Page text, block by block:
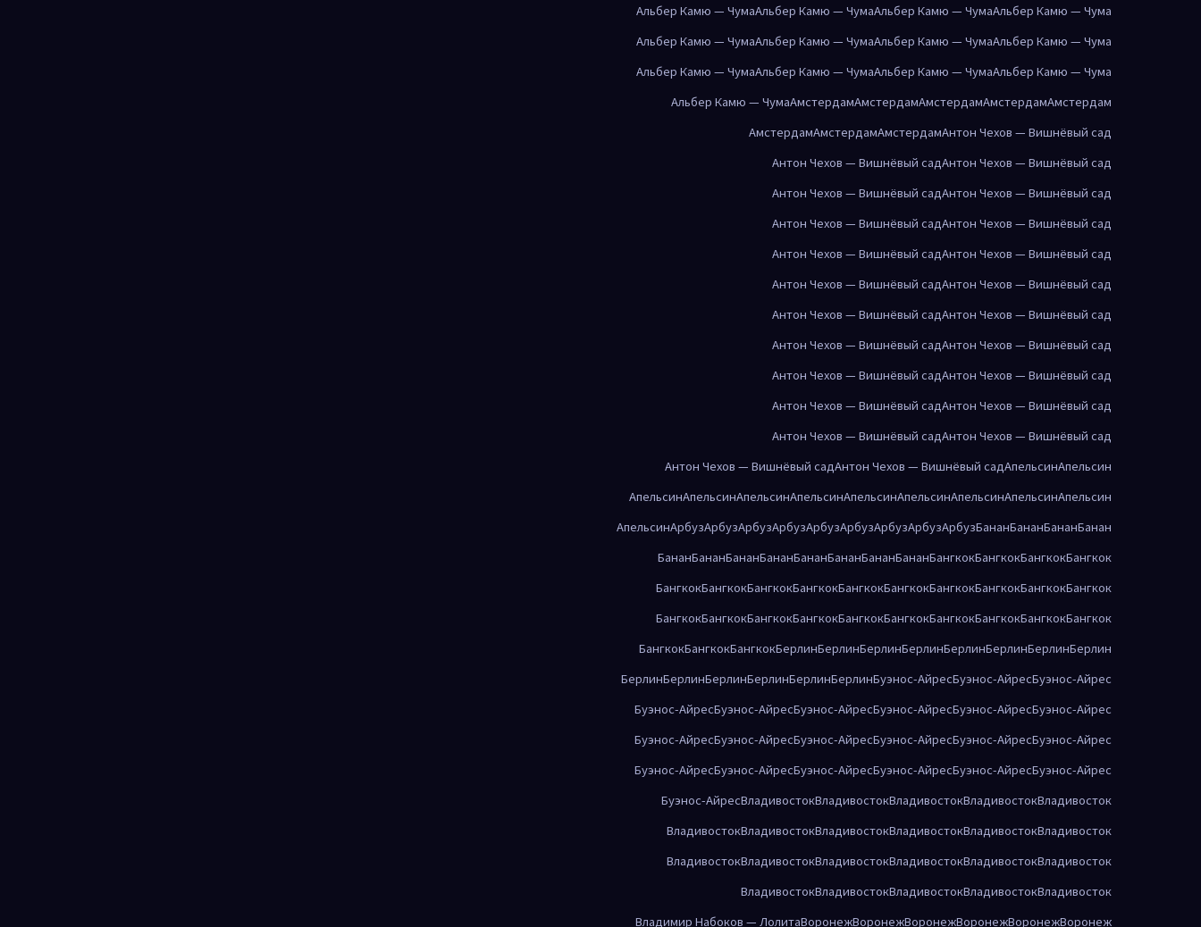
Альбер Камю — ЧумаАльбер Камю — ЧумаАльбер Камю — ЧумаАльбер Камю — Чума
Альбер Камю — ЧумаАльбер Камю — ЧумаАльбер Камю — ЧумаАльбер Камю — Чума
Альбер Камю — ЧумаАльбер Камю — ЧумаАльбер Камю — ЧумаАльбер Камю — Чума
Альбер Камю — ЧумаАмстердамАмстердамАмстердамАмстердамАмстердам
АмстердамАмстердамАмстердамАнтон Чехов — Вишнёвый сад
Антон Чехов — Вишнёвый садАнтон Чехов — Вишнёвый сад
Антон Чехов — Вишнёвый садАнтон Чехов — Вишнёвый сад
Антон Чехов — Вишнёвый садАнтон Чехов — Вишнёвый сад
Антон Чехов — Вишнёвый садАнтон Чехов — Вишнёвый сад
Антон Чехов — Вишнёвый садАнтон Чехов — Вишнёвый сад
Антон Чехов — Вишнёвый садАнтон Чехов — Вишнёвый сад
Антон Чехов — Вишнёвый садАнтон Чехов — Вишнёвый сад
Антон Чехов — Вишнёвый садАнтон Чехов — Вишнёвый сад
Антон Чехов — Вишнёвый садАнтон Чехов — Вишнёвый сад
Антон Чехов — Вишнёвый садАнтон Чехов — Вишнёвый сад
Антон Чехов — Вишнёвый садАнтон Чехов — Вишнёвый садАпельсинАпельсин
АпельсинАпельсинАпельсинАпельсинАпельсинАпельсинАпельсинАпельсинАпельсин
АпельсинАрбузАрбузАрбузАрбузАрбузАрбузАрбузАрбузАрбузБананБананБананБанан
БананБананБананБананБананБананБананБананБангкокБангкокБангкокБангкок
БангкокБангкокБангкокБангкокБангкокБангкокБангкокБангкокБангкокБангкок
БангкокБангкокБангкокБангкокБангкокБангкокБангкокБангкокБангкокБангкок
БангкокБангкокБангкокБерлинБерлинБерлинБерлинБерлинБерлинБерлинБерлин
БерлинБерлинБерлинБерлинБерлинБерлинБуэнос-АйресБуэнос-АйресБуэнос-Айрес
Буэнос-АйресБуэнос-АйресБуэнос-АйресБуэнос-АйресБуэнос-АйресБуэнос-Айрес
Буэнос-АйресБуэнос-АйресБуэнос-АйресБуэнос-АйресБуэнос-АйресБуэнос-Айрес
Буэнос-АйресБуэнос-АйресБуэнос-АйресБуэнос-АйресБуэнос-АйресБуэнос-Айрес
Буэнос-АйресВладивостокВладивостокВладивостокВладивостокВладивосток
ВладивостокВладивостокВладивостокВладивостокВладивостокВладивосток
ВладивостокВладивостокВладивостокВладивостокВладивостокВладивосток
ВладивостокВладивостокВладивостокВладивостокВладивосток
Владимир Набоков — ЛолитаВоронежВоронежВоронежВоронежВоронежВоронеж